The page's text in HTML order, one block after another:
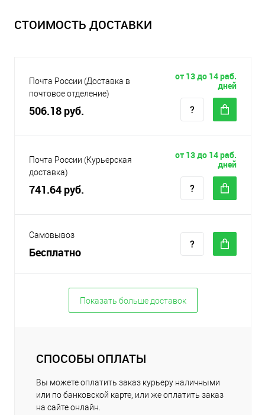
СТОИМОСТЬ ДОСТАВКИ
Почта России (Доставка в
почтовое отделение)
506.18 руб.
от 13 до 14 раб.
дней
Почта России (Курьерская
доставка)
741.64 руб.
от 13 до 14 раб.
дней
Самовывоз
Бесплатно
Показать больше доставок
СПОСОБЫ ОПЛАТЫ
Вы можете оплатить заказ курьеру наличными
или по банковской карте, или же оплатить заказ
на сайте онлайн.